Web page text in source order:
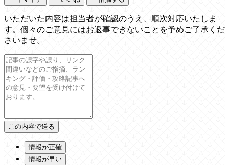
いただいた内容は担当者が確認のうえ、順次対応いたしま
す。個々のご意見にはお返事できないことを予めご了承くだ
さいませ。
情報が正確
情報が早い